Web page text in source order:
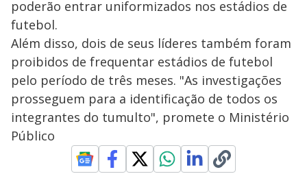
poderão entrar uniformizados nos estádios de
futebol.
Além disso, dois de seus líderes também foram
proibidos de frequentar estádios de futebol
pelo período de três meses. "As investigações
prosseguem para a identificação de todos os
integrantes do tumulto", promete o Ministério
Público